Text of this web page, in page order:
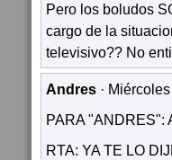
Pero los boludos
cargo de la
televisivo?? No
Andres ·
PARA "ANDRES":
RTA: YA TE LO